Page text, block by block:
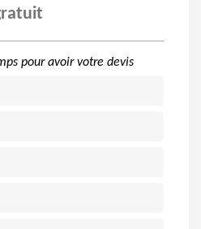
pour avoir votre devis